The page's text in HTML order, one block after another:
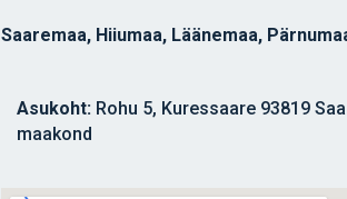
Saaremaa, Hiiumaa, Läänemaa,
Asukoht: Rohu 5, Kuressaare 93819
maakond